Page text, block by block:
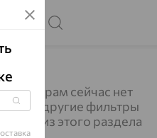
сейчас нет
другие фильтры
из этого раздела